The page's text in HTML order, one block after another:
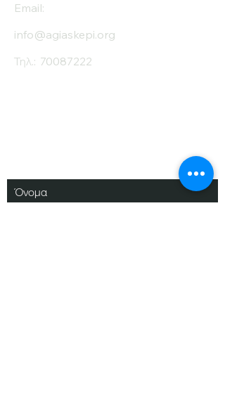
Email:
info@agiaskepi.org
Τηλ.: 70087222
Όνομα